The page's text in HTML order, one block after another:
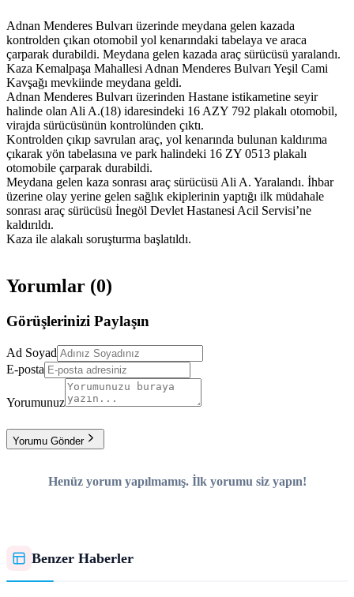
Adnan Menderes Bulvarı üzerinde meydana gelen kazada
kontrolden çıkan otomobil yol kenarındaki tabelaya ve araca
çarparak durabildi. Meydana gelen kazada araç sürücüsü yaralandı.
Kaza Kemalpaşa Mahallesi Adnan Menderes Bulvarı Yeşil Cami
Kavşağı mevkiinde meydana geldi.
Adnan Menderes Bulvarı üzerinden Hastane istikametine seyir
halinde olan Ali A.(18) idaresindeki 16 AZY 792 plakalı otomobil,
virajda sürücüsünün kontrolünden çıktı.
Kontrolden çıkıp savrulan araç, yol kenarında bulunan kaldırıma
çıkarak yön tabelasına ve park halindeki 16 ZY 0513 plakalı
otomobile çarparak durabildi.
Meydana gelen kaza sonrası araç sürücüsü Ali A. Yaralandı. İhbar
üzerine olay yerine gelen sağlık ekiplerinin yaptığı ilk müdahale
sonrası araç sürücüsü İnegöl Devlet Hastanesi Acil Servisi’ne
kaldırıldı.
Kaza ile alakalı soruşturma başlatıldı.
Yorumlar (0)
Görüşlerinizi Paylaşın
Ad Soyad
E-posta
Yorumunuz
Yorumu Gönder
Henüz yorum yapılmamış. İlk yorumu siz yapın!
Benzer Haberler